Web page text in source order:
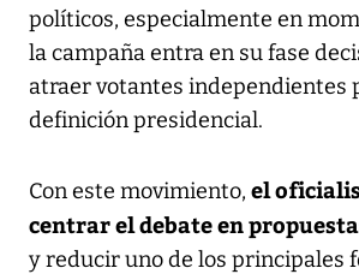
políticos, especialmente en
la campaña entra en su fase
atraer votantes independientes
definición presidencial.
Con este movimiento, el
centrar el debate en
y reducir uno de los principales